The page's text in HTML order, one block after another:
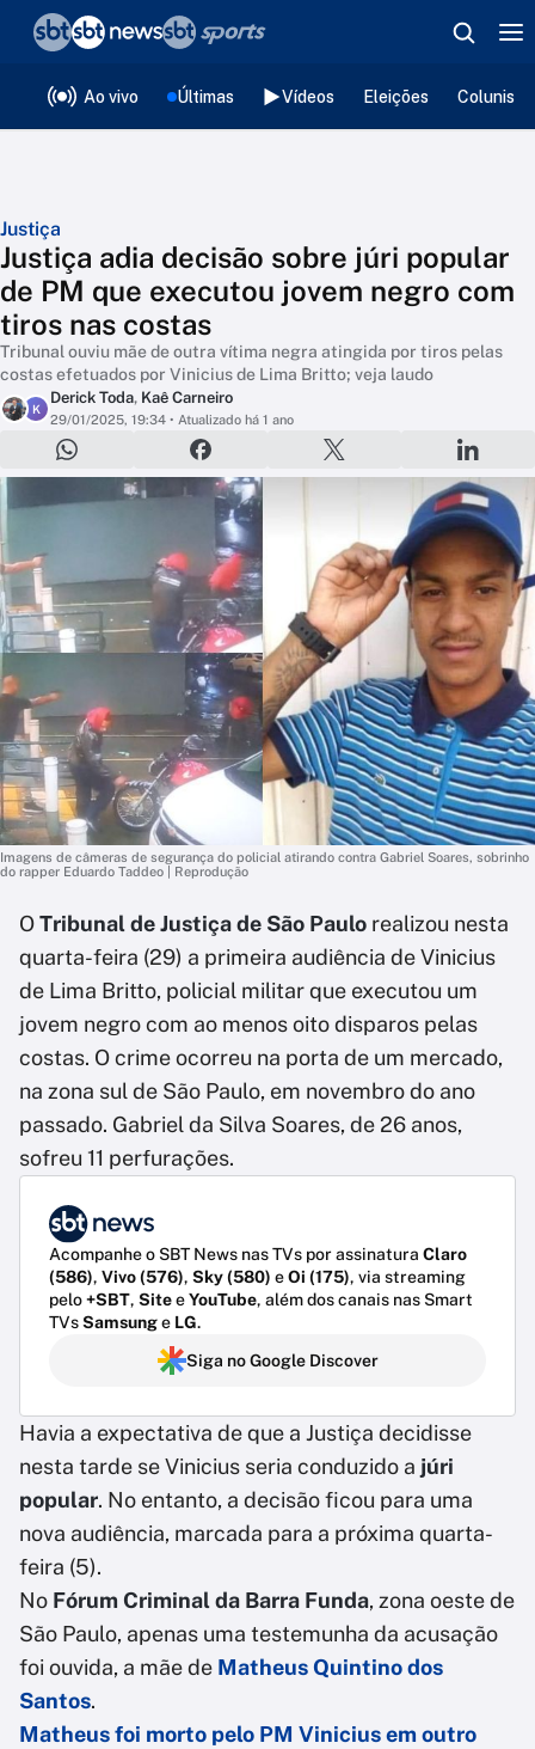
Ao vivo Últimas Vídeos Eleições
Justiça
Justiça adia decisão sobre júri popular
de PM que executou jovem negro com
tiros nas costas
Tribunal ouviu mãe de outra vítima negra atingida por tiros pelas
costas efetuados por Vinicius de Lima Britto; veja laudo
K
Derick Toda, Kaê Carneiro
29/01/2025, 19:34 • Atualizado há 1 ano
Imagens de câmeras de segurança do policial atirando contra Gabriel Soares, sobrinho
do rapper Eduardo Taddeo | Reprodução
OTribunal de Justiça de São Paulo realizou nesta
quarta-feira (29) a primeira audiência de Vinicius
de Lima Britto, policial militar que executou um
jovem negro com ao menos oito disparos pelas
costas. O crime ocorreu na porta de um mercado,
na zona sul de São Paulo, em novembro do ano
passado. Gabriel da Silva Soares, de 26 anos,
sofreu 11 perfurações.
Acompanhe o SBT News nas TVs por assinatura Claro
(586), Vivo (576), Sky (580) eOi (175), via streaming
pelo+SBT, SiteeYouTube, além dos canais nas Smart
TVsSamsunge LG.
Siga no Google Discover
Havia a expectativa de que a Justiça decidisse
nesta tarde se Vinicius seria conduzido a júri
popular. No entanto, a decisão ficou para uma
nova audiência, marcada para a próxima quarta-
feira (5).
No Fórum Criminal da Barra Funda, zona oeste de
São Paulo, apenas uma testemunha da acusação
foi ouvida, a mãe de Matheus Quintino dos
Santos.
Matheus foi morto pelo PM Vinicius em outro
❮voltar
Editorias